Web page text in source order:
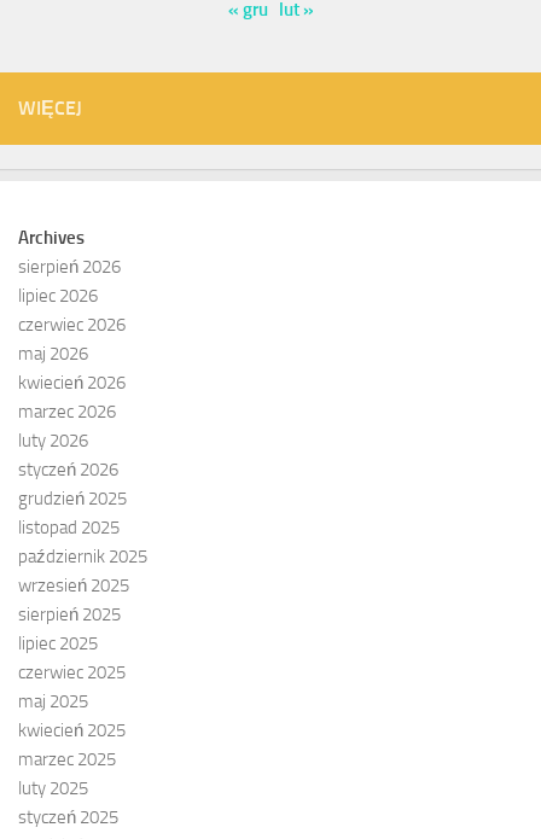
« gru
lut »
WIĘCEJ
Archives
sierpień 2026
lipiec 2026
czerwiec 2026
maj 2026
kwiecień 2026
marzec 2026
luty 2026
styczeń 2026
grudzień 2025
listopad 2025
październik 2025
wrzesień 2025
sierpień 2025
lipiec 2025
czerwiec 2025
maj 2025
kwiecień 2025
marzec 2025
luty 2025
styczeń 2025